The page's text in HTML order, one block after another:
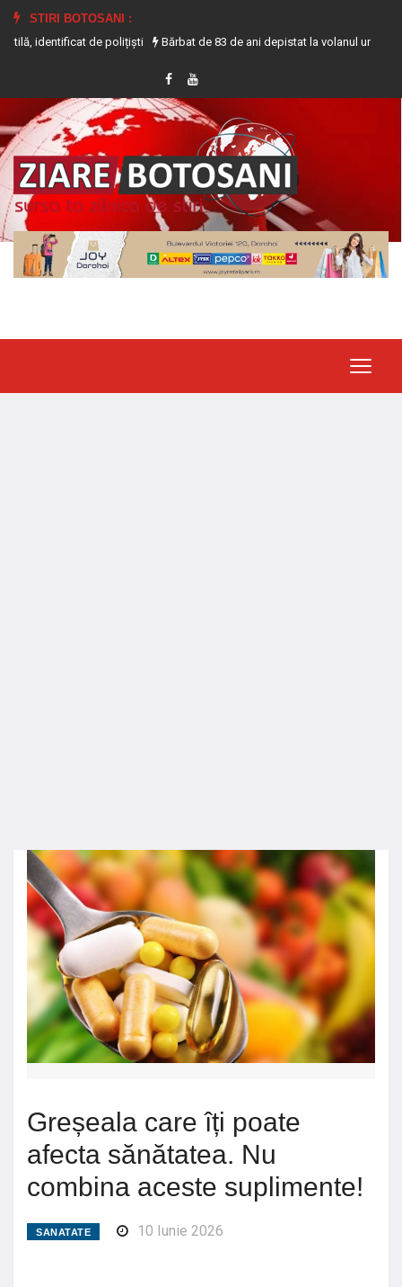
STIRI BOTOSANI :
de polițiști
Bărbat de 83 de ani depistat la volanul unui tractor fără a
Greșeala care îți poate
afecta sănătatea. Nu
combina aceste suplimente!
SANATATE 10 Iunie 2026